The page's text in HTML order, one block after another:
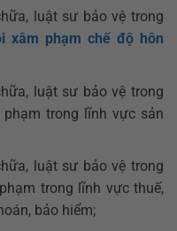
luật sư bảo vệ trong
xâm phạm chế độ hôn
luật sư bảo vệ trong
trong lĩnh vực sản
luật sư bảo vệ trong
trong lĩnh vực thuế,
bảo hiểm;